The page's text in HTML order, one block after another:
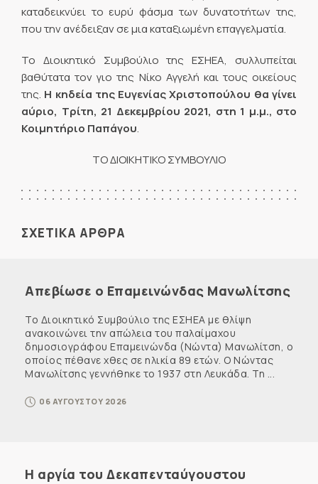
καταδεικνύει το ευρύ φάσμα των δυνατοτήτων της,
που την ανέδειξαν σε μια καταξιωμένη επαγγελματία.
Το Διοικητικό Συμβούλιο της ΕΣΗΕΑ, συλλυπείται
βαθύτατα τον γιο της Νίκο Αγγελή και τους οικείους
της. Η κηδεία της Ευγενίας Χριστοπούλου θα γίνει
αύριο, Τρίτη, 21 Δεκεμβρίου 2021, στη 1 μ.μ., στο
Κοιμητήριο Παπάγου.
ΤΟ ΔΙΟΙΚΗΤΙΚΟ ΣΥΜΒΟΥΛΙΟ
ΣΧΕΤΙΚΑ ΑΡΘΡΑ
Απεβίωσε ο Επαμεινώνδας Μανωλίτσης
Το Διοικητικό Συμβούλιο της ΕΣΗΕΑ με θλίψη
ανακοινώνει την απώλεια του παλαίμαχου
δημοσιογράφου Επαμεινώνδα (Νώντα) Μανωλίτση, ο
οποίος πέθανε χθες σε ηλικία 89 ετών. Ο Νώντας
Μανωλίτσης γεννήθηκε το 1937 στη Λευκάδα. Τη ...
06 ΑΥΓΟΥΣΤΟΥ 2026
Η αργία του Δεκαπενταύγουστου